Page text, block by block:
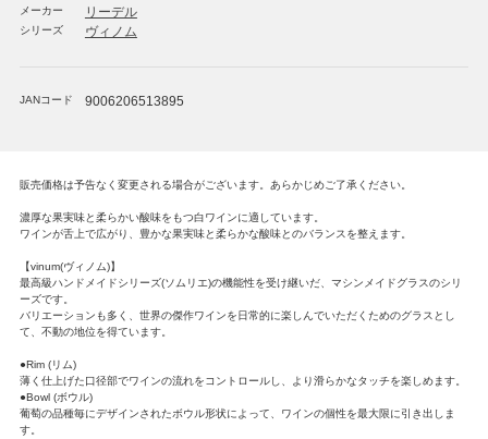
メーカー リーデル
シリーズ ヴィノム
JANコード 9006206513895
販売価格は予告なく変更される場合がございます。あらかじめご了承ください。
濃厚な果実味と柔らかい酸味をもつ白ワインに適しています。
ワインが舌上で広がり、豊かな果実味と柔らかな酸味とのバランスを整えます。
【vinum(ヴィノム)】
最高級ハンドメイドシリーズ(ソムリエ)の機能性を受け継いだ、マシンメイドグラスのシリ
ーズです。
バリエーションも多く、世界の傑作ワインを日常的に楽しんでいただくためのグラスとし
て、不動の地位を得ています。
●Rim (リム)
薄く仕上げた口径部でワインの流れをコントロールし、より滑らかなタッチを楽しめます。
●Bowl (ボウル)
葡萄の品種毎にデザインされたボウル形状によって、ワインの個性を最大限に引き出しま
す。